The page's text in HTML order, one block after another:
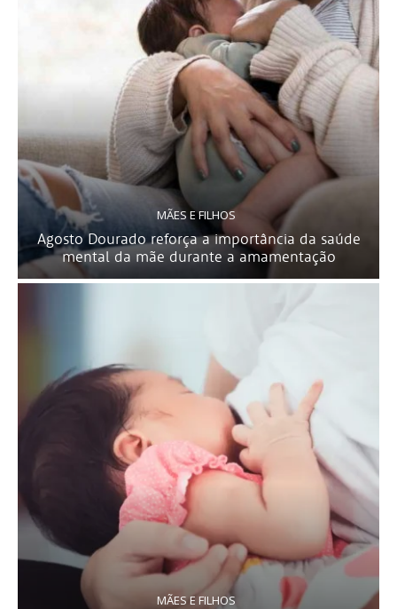
MÃES E FILHOS
Agosto Dourado reforça a importância da saúde
mental da mãe durante a amamentação
MÃES E FILHOS